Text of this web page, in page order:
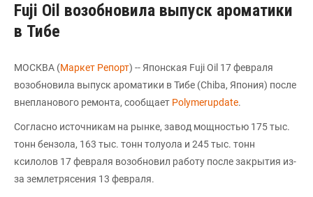
Fuji Oil возобновила выпуск ароматики
в Тибе
МОСКВА (Маркет Репорт) -- Японская Fuji Oil 17 февраля
возобновила выпуск ароматики в Тибе (Chiba, Япония) после
внепланового ремонта, сообщает Polymerupdate.
Согласно источникам на рынке, завод мощностью 175 тыс.
тонн бензола, 163 тыс. тонн толуола и 245 тыс. тонн
ксилолов 17 февраля возобновил работу после закрытия из-
за землетрясения 13 февраля.